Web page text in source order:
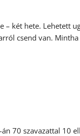
két hete. Lehetett
csend van.
70 szavazattal 10